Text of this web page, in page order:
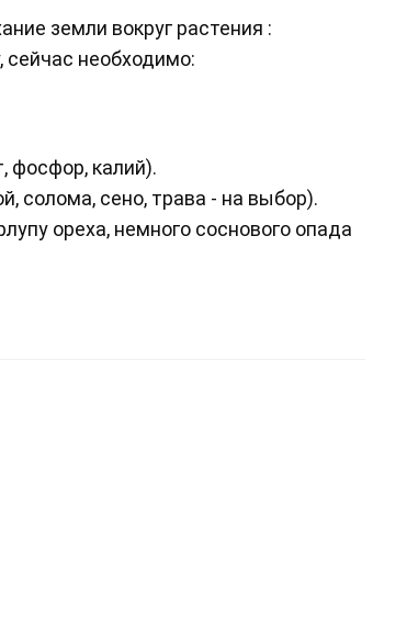
земли вокруг растения :
сейчас необходимо:
фосфор, калий).
солома, сено, трава - на выбор).
ореха, немного соснового опада